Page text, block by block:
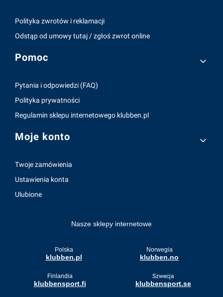
Polityka zwrotów i reklamacji
Odstąp od umowy tutaj / zgłoś zwrot online
Pomoc
Pytania i odpowiedzi (FAQ)
Polityka prywatności
Regulamin sklepu internetowego klubben.pl
Moje konto
Twoje zamówienia
Ustawienia konta
Ulubione
Nasze sklepy internetowe
Polska
klubben.pl
Norwegia
klubben.no
Finlandia
klubbensport.fi
Szwecja
klubbensport.se